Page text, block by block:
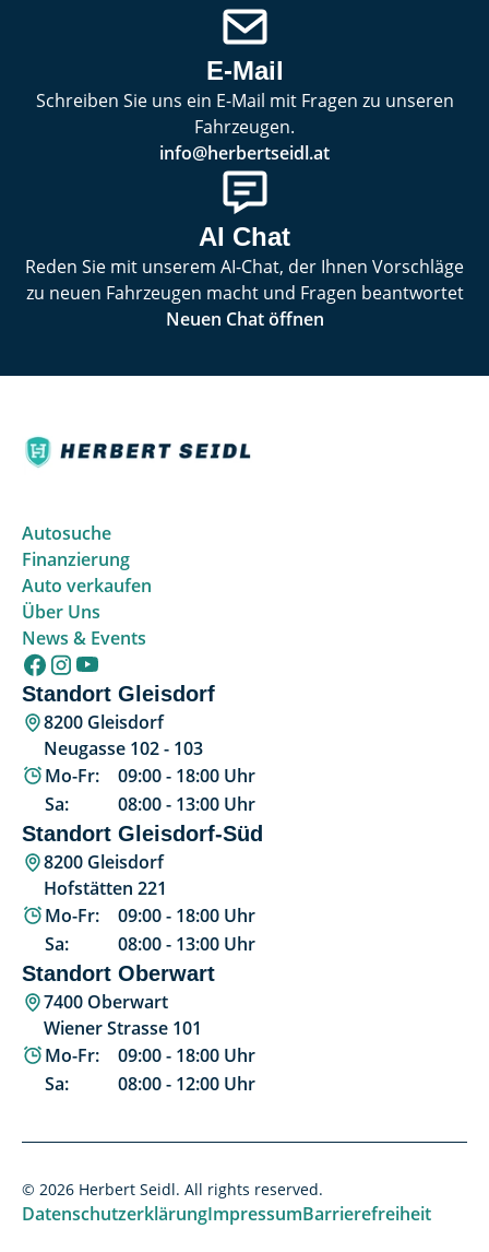
E-Mail
Schreiben Sie uns ein E-Mail mit Fragen zu unseren
Fahrzeugen.
info@herbertseidl.at
AI Chat
Reden Sie mit unserem AI-Chat, der Ihnen Vorschläge
zu neuen Fahrzeugen macht und Fragen beantwortet
Neuen Chat öffnen
Autosuche
Finanzierung
Auto verkaufen
Über Uns
News & Events
Standort Gleisdorf
8200 Gleisdorf
Neugasse 102 - 103
Mo-Fr:
09:00- 18:00 Uhr
Sa:
08:00- 13:00 Uhr
Standort Gleisdorf-Süd
8200 Gleisdorf
Hofstätten 221
Mo-Fr:
09:00- 18:00 Uhr
Sa:
08:00- 13:00 Uhr
Standort Oberwart
7400 Oberwart
Wiener Strasse 101
Mo-Fr:
09:00- 18:00 Uhr
Sa:
08:00- 12:00 Uhr
© 2026 Herbert Seidl. All rights reserved.
DatenschutzerklärungImpressumBarrierefreiheit